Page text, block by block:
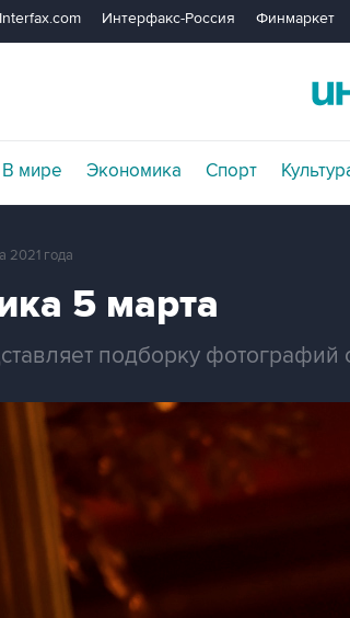
Interfax.com Интерфакс-Россия Финмаркет
В мире Экономика Спорт
2021 года
5 марта
подборку фотографий